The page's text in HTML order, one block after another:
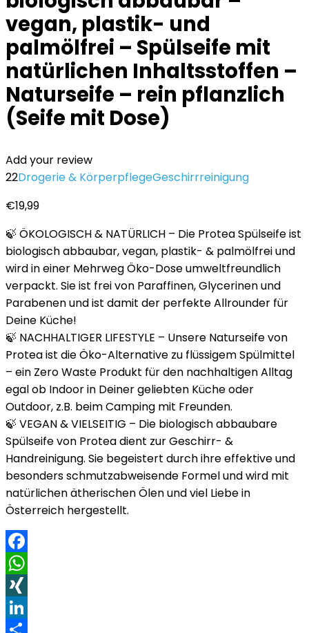
vegan, plastik- und
palmölfrei – Spülseife mit
natürlichen Inhaltsstoffen –
Naturseife – rein pflanzlich
(Seife mit Dose)
Add your review
22Drogerie & KörperpflegeGeschirrreinigung
€19,99
🍃 ÖKOLOGISCH & NATÜRLICH – Die Protea Spülseife ist
biologisch abbaubar, vegan, plastik- & palmölfrei und
wird in einer Mehrweg Öko-Dose umweltfreundlich
verpackt. Sie ist frei von Paraffinen, Glycerinen und
Parabenen und ist damit der perfekte Allrounder für
Deine Küche!
🍃 NACHHALTIGER LIFESTYLE – Unsere Naturseife von
Protea ist die Öko-Alternative zu flüssigem Spülmittel
– ein Zero Waste Produkt für den nachhaltigen Alltag
egal ob Indoor in Deiner geliebten Küche oder
Outdoor, z.B. beim Camping mit Freunden.
🍃 VEGAN & VIELSEITIG – Die biologisch abbaubare
Spülseife von Protea dient zur Geschirr- &
Handreinigung. Sie begeistert durch ihre effektive und
besonders schmutzabweisende Formel und wird mit
natürlichen ätherischen Ölen und viel Liebe in
Österreich hergestellt.
Facebook
WhatsApp
XING
LinkedIn